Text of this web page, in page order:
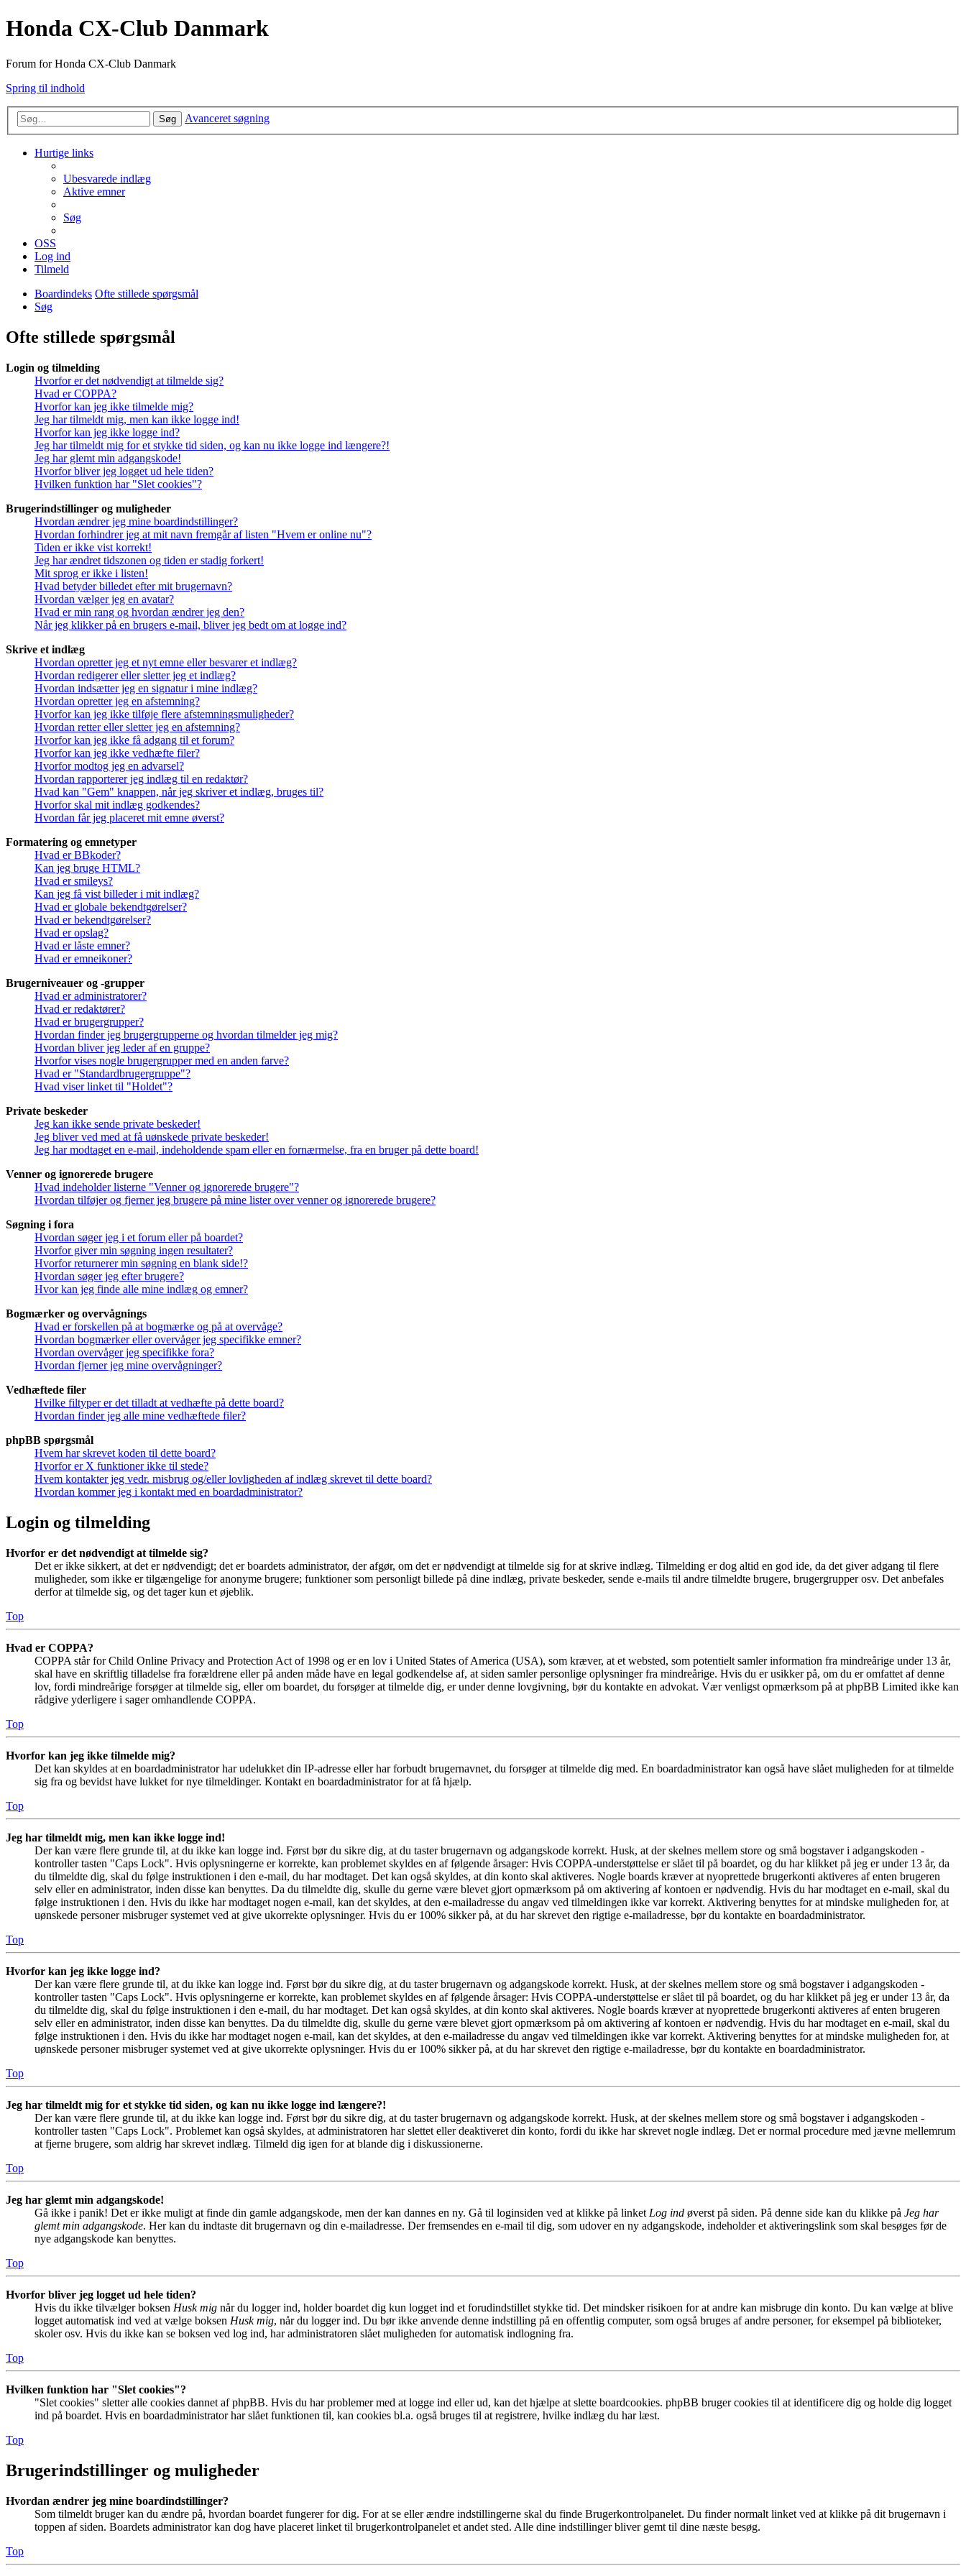
Honda CX-Club Danmark
Forum for Honda CX-Club Danmark
Spring til indhold
Søg Avanceret søgning
Hurtige links
Ubesvarede indlæg
Aktive emner
Søg
OSS
Log ind
Tilmeld
Boardindeks Ofte stillede spørgsmål
Søg
Ofte stillede spørgsmål
Login og tilmelding
Hvorfor er det nødvendigt at tilmelde sig?
Hvad er COPPA?
Hvorfor kan jeg ikke tilmelde mig?
Jeg har tilmeldt mig, men kan ikke logge ind!
Hvorfor kan jeg ikke logge ind?
Jeg har tilmeldt mig for et stykke tid siden, og kan nu ikke logge ind længere?!
Jeg har glemt min adgangskode!
Hvorfor bliver jeg logget ud hele tiden?
Hvilken funktion har "Slet cookies"?
Brugerindstillinger og muligheder
Hvordan ændrer jeg mine boardindstillinger?
Hvordan forhindrer jeg at mit navn fremgår af listen "Hvem er online nu"?
Tiden er ikke vist korrekt!
Jeg har ændret tidszonen og tiden er stadig forkert!
Mit sprog er ikke i listen!
Hvad betyder billedet efter mit brugernavn?
Hvordan vælger jeg en avatar?
Hvad er min rang og hvordan ændrer jeg den?
Når jeg klikker på en brugers e-mail, bliver jeg bedt om at logge ind?
Skrive et indlæg
Hvordan opretter jeg et nyt emne eller besvarer et indlæg?
Hvordan redigerer eller sletter jeg et indlæg?
Hvordan indsætter jeg en signatur i mine indlæg?
Hvordan opretter jeg en afstemning?
Hvorfor kan jeg ikke tilføje flere afstemningsmuligheder?
Hvordan retter eller sletter jeg en afstemning?
Hvorfor kan jeg ikke få adgang til et forum?
Hvorfor kan jeg ikke vedhæfte filer?
Hvorfor modtog jeg en advarsel?
Hvordan rapporterer jeg indlæg til en redaktør?
Hvad kan "Gem" knappen, når jeg skriver et indlæg, bruges til?
Hvorfor skal mit indlæg godkendes?
Hvordan får jeg placeret mit emne øverst?
Formatering og emnetyper
Hvad er BBkoder?
Kan jeg bruge HTML?
Hvad er smileys?
Kan jeg få vist billeder i mit indlæg?
Hvad er globale bekendtgørelser?
Hvad er bekendtgørelser?
Hvad er opslag?
Hvad er låste emner?
Hvad er emneikoner?
Brugerniveauer og -grupper
Hvad er administratorer?
Hvad er redaktører?
Hvad er brugergrupper?
Hvordan finder jeg brugergrupperne og hvordan tilmelder jeg mig?
Hvordan bliver jeg leder af en gruppe?
Hvorfor vises nogle brugergrupper med en anden farve?
Hvad er "Standardbrugergruppe"?
Hvad viser linket til "Holdet"?
Private beskeder
Jeg kan ikke sende private beskeder!
Jeg bliver ved med at få uønskede private beskeder!
Jeg har modtaget en e-mail, indeholdende spam eller en fornærmelse, fra en bruger på dette board!
Venner og ignorerede brugere
Hvad indeholder listerne "Venner og ignorerede brugere"?
Hvordan tilføjer og fjerner jeg brugere på mine lister over venner og ignorerede brugere?
Søgning i fora
Hvordan søger jeg i et forum eller på boardet?
Hvorfor giver min søgning ingen resultater?
Hvorfor returnerer min søgning en blank side!?
Hvordan søger jeg efter brugere?
Hvor kan jeg finde alle mine indlæg og emner?
Bogmærker og overvågnings
Hvad er forskellen på at bogmærke og på at overvåge?
Hvordan bogmærker eller overvåger jeg specifikke emner?
Hvordan overvåger jeg specifikke fora?
Hvordan fjerner jeg mine overvågninger?
Vedhæftede filer
Hvilke filtyper er det tilladt at vedhæfte på dette board?
Hvordan finder jeg alle mine vedhæftede filer?
phpBB spørgsmål
Hvem har skrevet koden til dette board?
Hvorfor er X funktioner ikke til stede?
Hvem kontakter jeg vedr. misbrug og/eller lovligheden af indlæg skrevet til dette board?
Hvordan kommer jeg i kontakt med en boardadministrator?
Login og tilmelding
Hvorfor er det nødvendigt at tilmelde sig?
Det er ikke sikkert, at det er nødvendigt; det er boardets administrator, der afgør, om det er nødvendigt at tilmelde sig for at skrive indlæg. Tilmelding er dog altid en god ide, da det giver adgang til flere
muligheder, som ikke er tilgængelige for anonyme brugere; funktioner som personligt billede på dine indlæg, private beskeder, sende e-mails til andre tilmeldte brugere, brugergrupper osv. Det anbefales
derfor at tilmelde sig, og det tager kun et øjeblik.
Top
Hvad er COPPA?
COPPA står for Child Online Privacy and Protection Act of 1998 og er en lov i United States of America (USA), som kræver, at et websted, som potentielt samler information fra mindreårige under 13 år,
skal have en skriftlig tilladelse fra forældrene eller på anden måde have en legal godkendelse af, at siden samler personlige oplysninger fra mindreårige. Hvis du er usikker på, om du er omfattet af denne
lov, fordi mindreårige forsøger at tilmelde sig, eller om boardet, du forsøger at tilmelde dig, er under denne lovgivning, bør du kontakte en advokat. Vær venligst opmærksom på at phpBB Limited ikke kan
rådgive yderligere i sager omhandlende COPPA.
Top
Hvorfor kan jeg ikke tilmelde mig?
Det kan skyldes at en boardadministrator har udelukket din IP-adresse eller har forbudt brugernavnet, du forsøger at tilmelde dig med. En boardadministrator kan også have slået muligheden for at tilmelde
sig fra og bevidst have lukket for nye tilmeldinger. Kontakt en boardadministrator for at få hjælp.
Top
Jeg har tilmeldt mig, men kan ikke logge ind!
Der kan være flere grunde til, at du ikke kan logge ind. Først bør du sikre dig, at du taster brugernavn og adgangskode korrekt. Husk, at der skelnes mellem store og små bogstaver i adgangskoden -
kontroller tasten "Caps Lock". Hvis oplysningerne er korrekte, kan problemet skyldes en af følgende årsager: Hvis COPPA-understøttelse er slået til på boardet, og du har klikket på jeg er under 13 år, da
du tilmeldte dig, skal du følge instruktionen i den e-mail, du har modtaget. Det kan også skyldes, at din konto skal aktiveres. Nogle boards kræver at nyoprettede brugerkonti aktiveres af enten brugeren
selv eller en administrator, inden disse kan benyttes. Da du tilmeldte dig, skulle du gerne være blevet gjort opmærksom på om aktivering af kontoen er nødvendig. Hvis du har modtaget en e-mail, skal du
følge instruktionen i den. Hvis du ikke har modtaget nogen e-mail, kan det skyldes, at den e-mailadresse du angav ved tilmeldingen ikke var korrekt. Aktivering benyttes for at mindske muligheden for, at
uønskede personer misbruger systemet ved at give ukorrekte oplysninger. Hvis du er 100% sikker på, at du har skrevet den rigtige e-mailadresse, bør du kontakte en boardadministrator.
Top
Hvorfor kan jeg ikke logge ind?
Der kan være flere grunde til, at du ikke kan logge ind. Først bør du sikre dig, at du taster brugernavn og adgangskode korrekt. Husk, at der skelnes mellem store og små bogstaver i adgangskoden -
kontroller tasten "Caps Lock". Hvis oplysningerne er korrekte, kan problemet skyldes en af følgende årsager: Hvis COPPA-understøttelse er slået til på boardet, og du har klikket på jeg er under 13 år, da
du tilmeldte dig, skal du følge instruktionen i den e-mail, du har modtaget. Det kan også skyldes, at din konto skal aktiveres. Nogle boards kræver at nyoprettede brugerkonti aktiveres af enten brugeren
selv eller en administrator, inden disse kan benyttes. Da du tilmeldte dig, skulle du gerne være blevet gjort opmærksom på om aktivering af kontoen er nødvendig. Hvis du har modtaget en e-mail, skal du
følge instruktionen i den. Hvis du ikke har modtaget nogen e-mail, kan det skyldes, at den e-mailadresse du angav ved tilmeldingen ikke var korrekt. Aktivering benyttes for at mindske muligheden for, at
uønskede personer misbruger systemet ved at give ukorrekte oplysninger. Hvis du er 100% sikker på, at du har skrevet den rigtige e-mailadresse, bør du kontakte en boardadministrator.
Top
Jeg har tilmeldt mig for et stykke tid siden, og kan nu ikke logge ind længere?!
Der kan være flere grunde til, at du ikke kan logge ind. Først bør du sikre dig, at du taster brugernavn og adgangskode korrekt. Husk, at der skelnes mellem store og små bogstaver i adgangskoden -
kontroller tasten "Caps Lock". Problemet kan også skyldes, at administratoren har slettet eller deaktiveret din konto, fordi du ikke har skrevet nogle indlæg. Det er normal procedure med jævne mellemrum
at fjerne brugere, som aldrig har skrevet indlæg. Tilmeld dig igen for at blande dig i diskussionerne.
Top
Jeg har glemt min adgangskode!
Gå ikke i panik! Det er ikke muligt at finde din gamle adgangskode, men der kan dannes en ny. Gå til loginsiden ved at klikke på linket Log ind øverst på siden. På denne side kan du klikke på Jeg har
glemt min adgangskode. Her kan du indtaste dit brugernavn og din e-mailadresse. Der fremsendes en e-mail til dig, som udover en ny adgangskode, indeholder et aktiveringslink som skal besøges før de
nye adgangskode kan benyttes.
Top
Hvorfor bliver jeg logget ud hele tiden?
Hvis du ikke tilvælger boksen Husk mig når du logger ind, holder boardet dig kun logget ind et forudindstillet stykke tid. Det mindsker risikoen for at andre kan misbruge din konto. Du kan vælge at blive
logget automatisk ind ved at vælge boksen Husk mig, når du logger ind. Du bør ikke anvende denne indstilling på en offentlig computer, som også bruges af andre personer, for eksempel på biblioteker,
skoler osv. Hvis du ikke kan se boksen ved log ind, har administratoren slået muligheden for automatisk indlogning fra.
Top
Hvilken funktion har "Slet cookies"?
"Slet cookies" sletter alle cookies dannet af phpBB. Hvis du har problemer med at logge ind eller ud, kan det hjælpe at slette boardcookies. phpBB bruger cookies til at identificere dig og holde dig logget
ind på boardet. Hvis en boardadministrator har slået funktionen til, kan cookies bl.a. også bruges til at registrere, hvilke indlæg du har læst.
Top
Brugerindstillinger og muligheder
Hvordan ændrer jeg mine boardindstillinger?
Som tilmeldt bruger kan du ændre på, hvordan boardet fungerer for dig. For at se eller ændre indstillingerne skal du finde Brugerkontrolpanelet. Du finder normalt linket ved at klikke på dit brugernavn i
toppen af siden. Boardets administrator kan dog have placeret linket til brugerkontrolpanelet et andet sted. Alle dine indstillinger bliver gemt til dine næste besøg.
Top